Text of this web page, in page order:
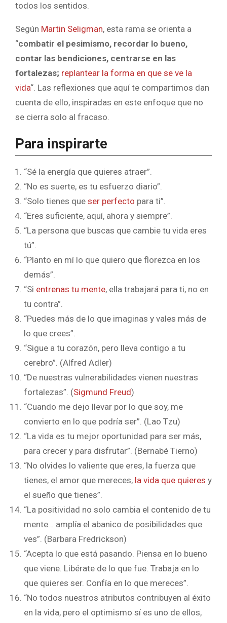
todos los sentidos.
Según Martin Seligman, esta rama se orienta a
“combatir el pesimismo, recordar lo bueno,
contar las bendiciones, centrarse en las
fortalezas; replantear la forma en que se ve la
vida“. Las reflexiones que aquí te compartimos dan
cuenta de ello, inspiradas en este enfoque que no
se cierra solo al fracaso.
Para inspirarte
“Sé la energía que quieres atraer”.
“No es suerte, es tu esfuerzo diario”.
“Solo tienes que ser perfecto para ti”.
“Eres suficiente, aquí, ahora y siempre”.
“La persona que buscas que cambie tu vida eres
tú”.
“Planto en mí lo que quiero que florezca en los
demás”.
“Si entrenas tu mente, ella trabajará para ti, no en
tu contra”.
“Puedes más de lo que imaginas y vales más de
lo que crees”.
“Sigue a tu corazón, pero lleva contigo a tu
cerebro”. (Alfred Adler)
“De nuestras vulnerabilidades vienen nuestras
fortalezas”. (Sigmund Freud)
“Cuando me dejo llevar por lo que soy, me
convierto en lo que podría ser”. (Lao Tzu)
“La vida es tu mejor oportunidad para ser más,
para crecer y para disfrutar”. (Bernabé Tierno)
“No olvides lo valiente que eres, la fuerza que
tienes, el amor que mereces, la vida que quieres y
el sueño que tienes”.
“La positividad no solo cambia el contenido de tu
mente… amplía el abanico de posibilidades que
ves”. (Barbara Fredrickson)
“Acepta lo que está pasando. Piensa en lo bueno
que viene. Libérate de lo que fue. Trabaja en lo
que quieres ser. Confía en lo que mereces”.
“No todos nuestros atributos contribuyen al éxito
en la vida, pero el optimismo sí es uno de ellos,